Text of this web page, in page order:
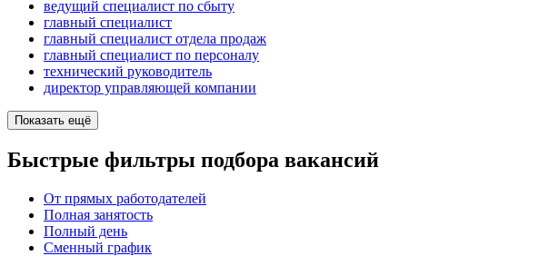
ведущий специалист по сбыту
главный специалист
главный специалист отдела продаж
главный специалист по персоналу
технический руководитель
директор управляющей компании
Показать ещё
Быстрые фильтры подбора вакансий
От прямых работодателей
Полная занятость
Полный день
Сменный график